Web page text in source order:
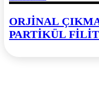
ORJİNAL
PARTİKÜL